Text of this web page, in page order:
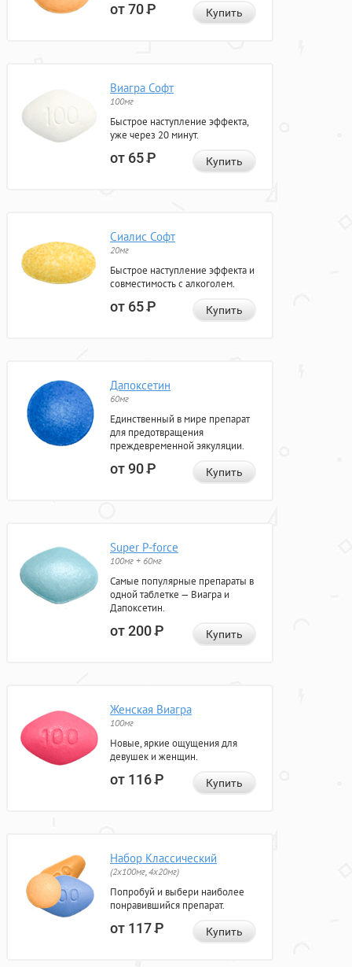
от 70Р Купить
Виагра Софт
100мг
Быстрое наступление эффекта,
уже через 20 минут.
от 65Р Купить
Сиалис Софт
20мг
Быстрое наступление эффекта и
совместимость с алкоголем.
от 65Р Купить
Дапоксетин
60мг
Единственный в мире препарат
для предотвращения
преждевременной эякуляции.
от 90Р Купить
Super P-force
100мг + 60мг
Самые популярные препараты в
одной таблетке — Виагра и
Дапоксетин.
от 200Р Купить
Женская Виагра
100мг
Новые, яркие ощущения для
девушек и женщин.
от 116Р Купить
Набор Классический
(2x100мг, 4x20мг)
Попробуй и выбери наиболее
понравившийся препарат.
от 117Р Купить